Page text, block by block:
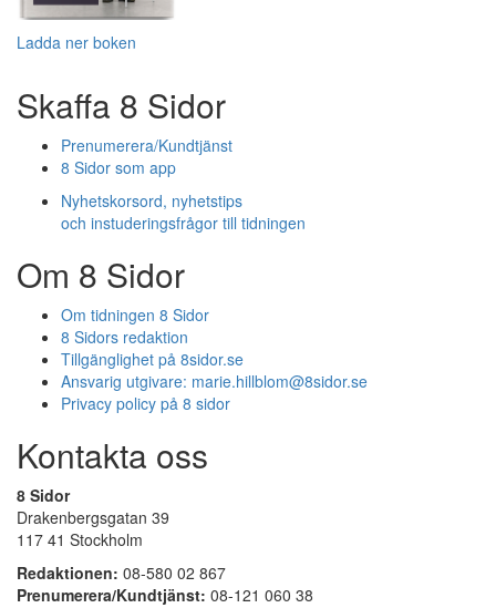
Ladda ner boken
Skaffa 8 Sidor
Prenumerera/Kundtjänst
8 Sidor som app
Nyhetskorsord, nyhetstips
och instuderingsfrågor till tidningen
Om 8 Sidor
Om tidningen 8 Sidor
8 Sidors redaktion
Tillgänglighet på 8sidor.se
Ansvarig utgivare: marie.hillblom@8sidor.se
Privacy policy på 8 sidor
Kontakta oss
8 Sidor
Drakenbergsgatan 39
117 41 Stockholm
Redaktionen: 08-580 02 867
Prenumerera/Kundtjänst: 08-121 060 38